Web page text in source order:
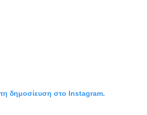
τη δημοσίευση στο Instagram.